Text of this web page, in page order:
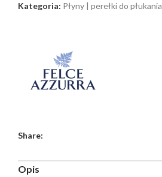
Kategoria: Płyny | perełki do płukania
Share:
Opis